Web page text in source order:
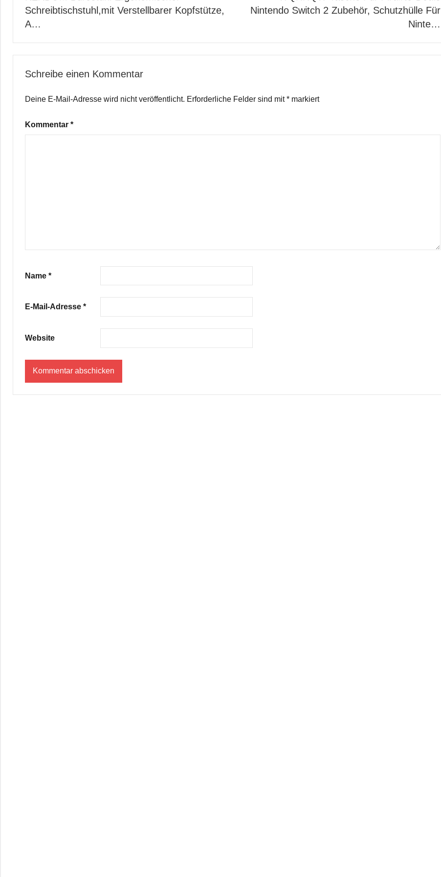
Schreibtischstuhl,mit Verstellbarer Kopfstütze,
A…
Nintendo Switch 2 Zubehör, Schutzhülle Für
Ninte…
Schreibe einen Kommentar
Deine E-Mail-Adresse wird nicht veröffentlicht. Erforderliche Felder sind mit* markiert
Kommentar *
Name *
E-Mail-Adresse *
Website